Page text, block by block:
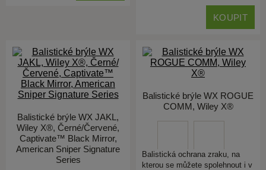
KOUPIT
Balistické brýle WX JAKL,
Wiley X®, Černé/Červené,
Captivate™ Black Mirror,
American Sniper Signature
Series
Balistické brýle WX ROGUE
COMM, Wiley X®
Balistická ochrana zraku, na
kterou se můžete spolehnout i v